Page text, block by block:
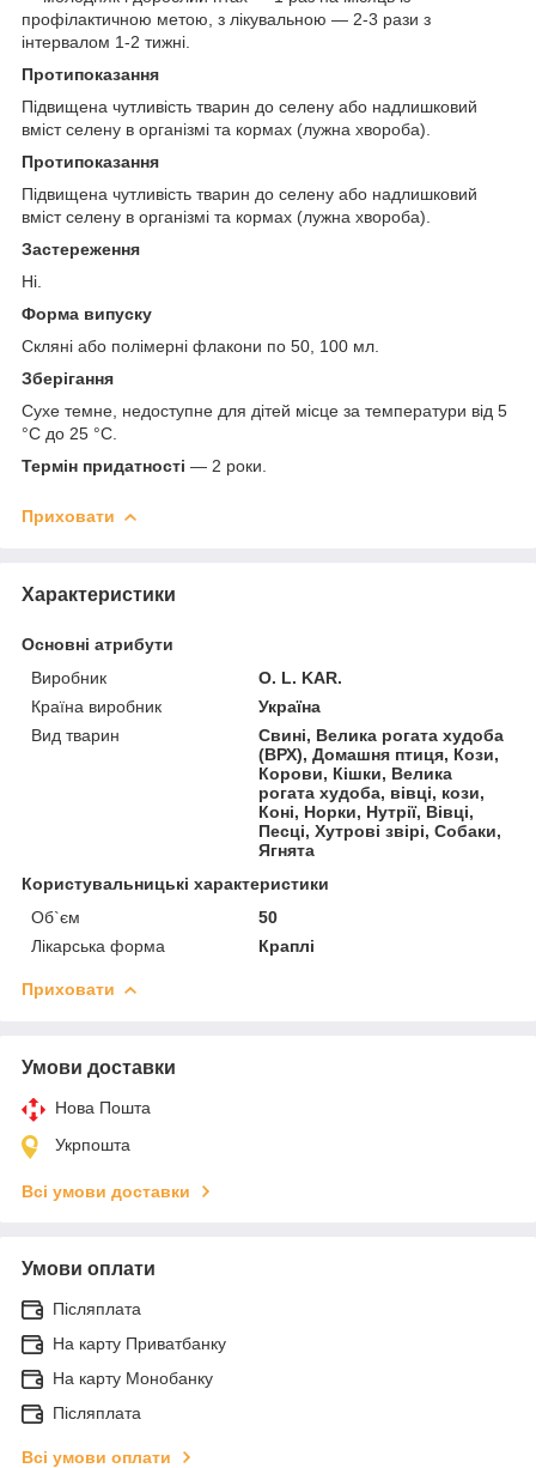
профілактичною метою, з лікувальною — 2-3 рази з
інтервалом 1-2 тижні.
Протипоказання
Підвищена чутливість тварин до селену або надлишковий
вміст селену в організмі та кормах (лужна хвороба).
Протипоказання
Підвищена чутливість тварин до селену або надлишковий
вміст селену в організмі та кормах (лужна хвороба).
Застереження
Ні.
Форма випуску
Скляні або полімерні флакони по 50, 100 мл.
Зберігання
Сухе темне, недоступне для дітей місце за температури від 5
°C до 25 °C.
Термін придатності — 2 роки.
Приховати
Характеристики
Основні атрибути
Виробник
O. L. KAR.
Країна виробник
Україна
Вид тварин
Свині, Велика рогата худоба
(ВРХ), Домашня птиця, Кози,
Корови, Кішки, Велика
рогата худоба, вівці, кози,
Коні, Норки, Нутрії, Вівці,
Песці, Хутрові звірі, Собаки,
Ягнята
Користувальницькі характеристики
Об`єм
50
Лікарська форма
Краплі
Приховати
Умови доставки
Нова Пошта
Укрпошта
Всі умови доставки
Умови оплати
Післяплата
На карту Приватбанку
На карту Монобанку
Післяплата
Всі умови оплати